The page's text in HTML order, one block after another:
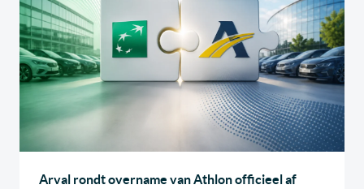
Arval rondt overname van Athlon officieel af